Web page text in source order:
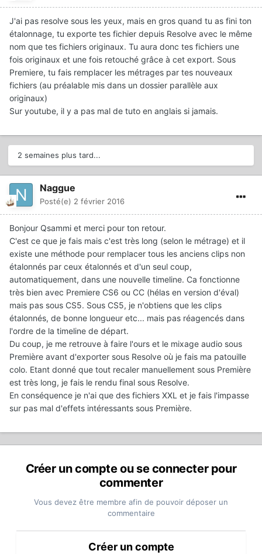
J'ai pas resolve sous les yeux, mais en gros quand tu as fini ton
étalonnage, tu exporte tes fichier depuis Resolve avec le même
nom que tes fichiers originaux. Tu aura donc tes fichiers une
fois originaux et une fois retouché grâce à cet export. Sous
Premiere, tu fais remplacer les métrages par tes nouveaux
fichiers (au préalable mis dans un dossier parallèle aux
originaux)
Sur youtube, il y a pas mal de tuto en anglais si jamais.
2 semaines plus tard...
Naggue
Posté(e) 2 février 2016
Bonjour Qsammi et merci pour ton retour.
C'est ce que je fais mais c'est très long (selon le métrage) et il
existe une méthode pour remplacer tous les anciens clips non
étalonnés par ceux étalonnés et d'un seul coup,
automatiquement, dans une nouvelle timeline. Ca fonctionne
très bien avec Premiere CS6 ou CC (hélas en version d'éval)
mais pas sous CS5. Sous CS5, je n'obtiens que les clips
étalonnés, de bonne longueur etc... mais pas réagencés dans
l'ordre de la timeline de départ.
Du coup, je me retrouve à faire l'ours et le mixage audio sous
Première avant d'exporter sous Resolve où je fais ma patouille
colo. Etant donné que tout recaler manuellement sous Première
est très long, je fais le rendu final sous Resolve.
En conséquence je n'ai que des fichiers XXL et je fais l'impasse
sur pas mal d'effets intéressants sous Première.
Créer un compte ou se connecter pour
commenter
Vous devez être membre afin de pouvoir déposer un
commentaire
Créer un compte